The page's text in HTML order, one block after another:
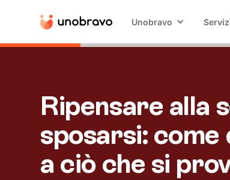
Unobravo
Ripensare alla
sposarsi: come
a ciò che si